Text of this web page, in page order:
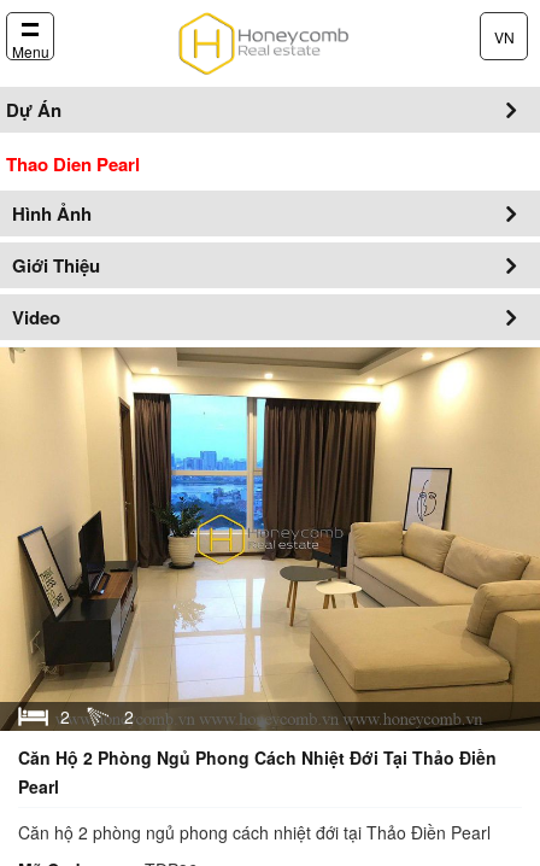
Menu
VN
Dự Án
Thao Dien Pearl
Hình Ảnh
Giới Thiệu
Video
2
2
Căn Hộ 2 Phòng Ngủ Phong Cách Nhiệt Đới Tại Thảo Điền
Pearl
Căn hộ 2 phòng ngủ phong cách nhiệt đới tại Thảo Điền Pearl